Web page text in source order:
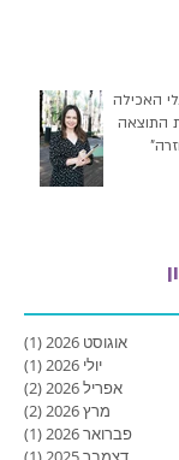
האכילה
התוצאה
אוגוסט 2026 (1)
יולי 2026
(1)
אפריל 2026
(2)
מרץ 2026
(2)
פברואר 2026
(1)